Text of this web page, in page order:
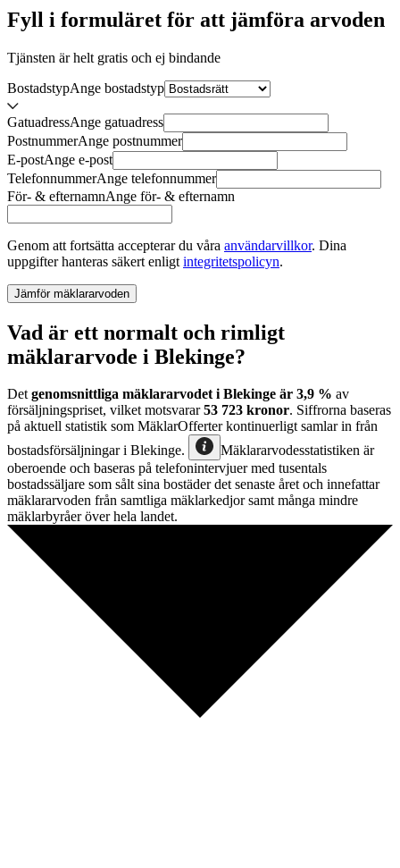
Fyll i formuläret för att jämföra arvoden
Tjänsten är helt gratis och ej bindande
BostadstypAnge bostadstyp
GatuadressAnge gatuadress
PostnummerAnge postnummer
E-postAnge e-post
TelefonnummerAnge telefonnummer
För- & efternamnAnge för- & efternamn
Genom att fortsätta accepterar du våra användarvillkor. Dina
uppgifter hanteras säkert enligt integritetspolicyn.
Jämför mäklararvoden
Vad är ett normalt och rimligt
mäklararvode i Blekinge?
Detgenomsnittliga mäklararvodeti Blekinge är 3,9 % av
försäljningspriset, vilket motsvarar53 723 kronor. Siffrorna baseras
på aktuell statistik som MäklarOfferter kontinuerligt samlar in från
bostadsförsäljningari Blekinge.
Mäklararvodesstatistiken är
oberoende och baseras på telefonintervjuer med tusentals
bostadssäljare som sålt sina bostäder det senaste året och innefattar
mäklararvoden från samtliga mäklarkedjor samt många mindre
mäklarbyråer över hela landet.